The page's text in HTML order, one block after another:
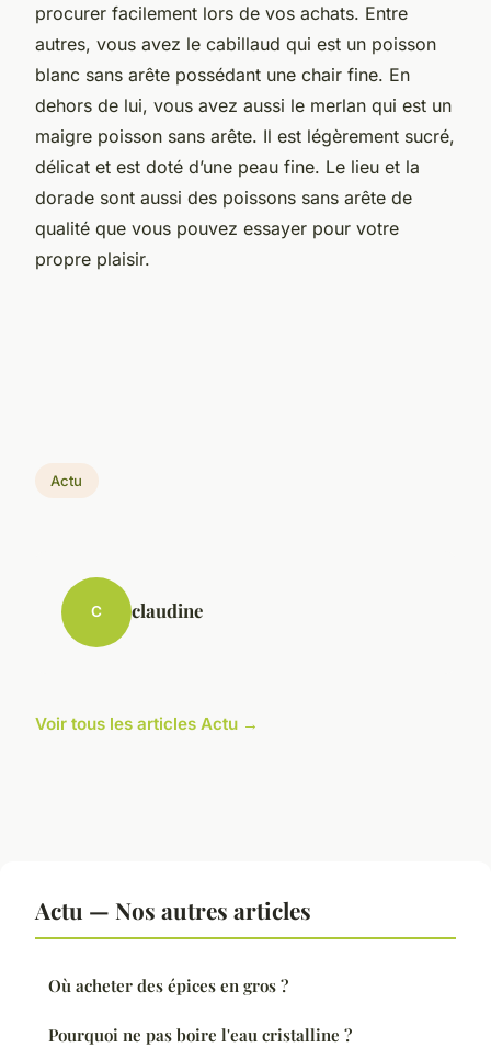
procurer facilement lors de vos achats. Entre
autres, vous avez le cabillaud qui est un poisson
blanc sans arête possédant une chair fine. En
dehors de lui, vous avez aussi le merlan qui est un
maigre poisson sans arête. Il est légèrement sucré,
délicat et est doté d’une peau fine. Le lieu et la
dorade sont aussi des poissons sans arête de
qualité que vous pouvez essayer pour votre
propre plaisir.
Actu
C claudine
Voir tous les articles Actu →
Actu — Nos autres articles
Où acheter des épices en gros ?
Pourquoi ne pas boire l'eau cristalline ?